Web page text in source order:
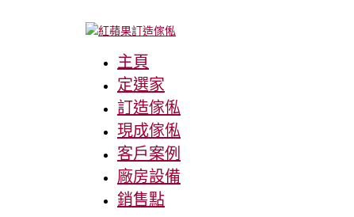
主頁
定選家
訂造傢俬
現成傢俬
客戶案例
廠房設備
銷售點